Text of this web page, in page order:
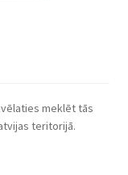
meklēt tās
teritorijā.